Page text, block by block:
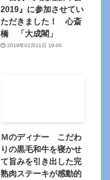
2019』に参加させてい
ただきました！ 心斎
橋 「大成閣」
2019年01月11日 19:00
Ｍのディナー こだわ
りの黒毛和牛を寝かせ
て旨みを引き出した完
熟肉ステーキが感動的